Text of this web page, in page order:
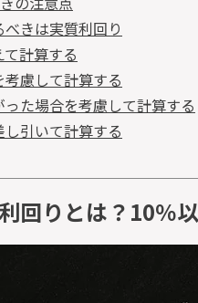
きは実質利回り
計算する
慮して計算する
た場合を考慮して計算する
し引いて計算する
回りとは？10％